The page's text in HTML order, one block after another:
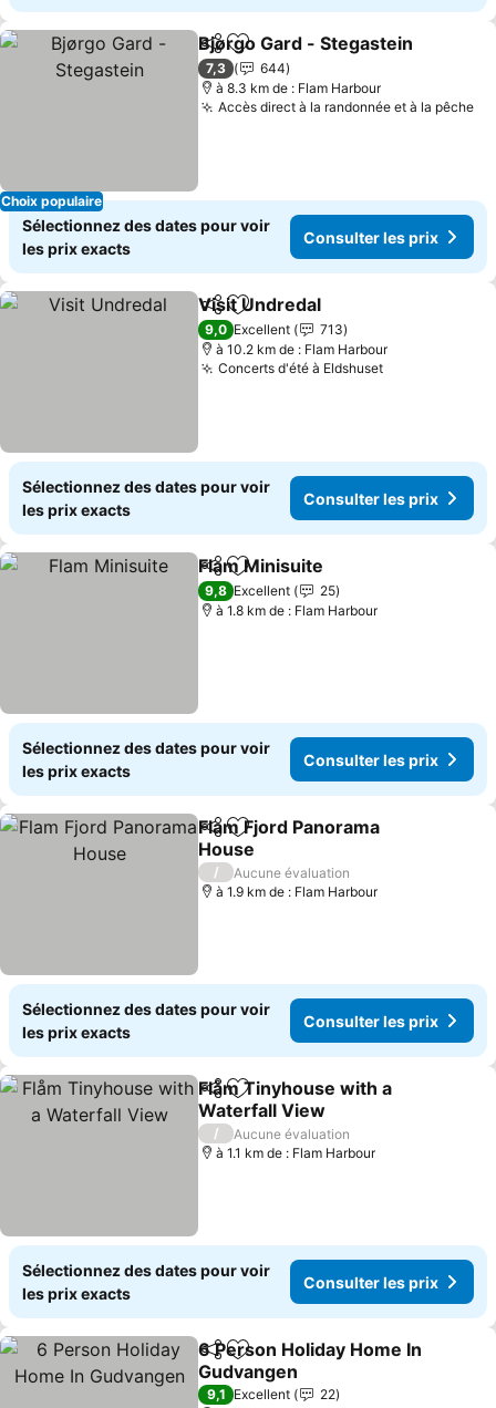
Choix populaire
PartagerAjouter à mes favoris
Bjørgo Gard - Stegastein
7,3
644
à 8.3 km de : Flam Harbour
Accès direct à la randonnée et à la pêche
Sélectionnez des dates pour voir
les prix exacts
Consulter les prix
PartagerAjouter à mes favoris
Visit Undredal
9,0 Excellent
713
à 10.2 km de : Flam Harbour
Concerts d'été à Eldshuset
Sélectionnez des dates pour voir
les prix exacts
Consulter les prix
PartagerAjouter à mes favoris
Flam Minisuite
9,8 Excellent
25
à 1.8 km de : Flam Harbour
Sélectionnez des dates pour voir
les prix exacts
Consulter les prix
PartagerAjouter à mes favoris
Flam Fjord Panorama
House
/
Aucune évaluation
à 1.9 km de : Flam Harbour
Sélectionnez des dates pour voir
les prix exacts
Consulter les prix
PartagerAjouter à mes favoris
Flåm Tinyhouse with a
Waterfall View
/
Aucune évaluation
à 1.1 km de : Flam Harbour
Sélectionnez des dates pour voir
les prix exacts
Consulter les prix
PartagerAjouter à mes favoris
6 Person Holiday Home In
Gudvangen
9,1 Excellent
22